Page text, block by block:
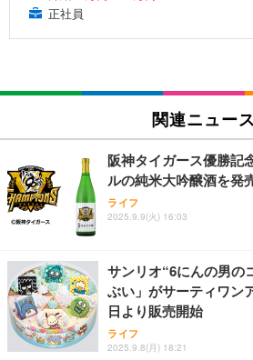
正社員
関連ニュース
阪神タイガース優勝記
ルの純米大吟醸酒を発
ライフ
2025.9.9(火) 16:03
サンリオ“6にんの男の
ぶい」がサーティワン
日より販売開始
ライフ
2025.9.8(月) 18:21